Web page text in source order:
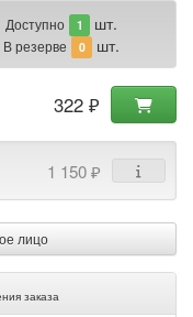
Доступно 1 шт.
В резерве 0 шт.
322 ₽
1 150 ₽
лицо
заказа